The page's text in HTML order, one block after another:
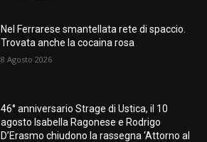
Nel Ferrarese smantellata rete di spaccio.
Trovata anche la cocaina rosa
8 Agosto 2026
46° anniversario Strage di Ustica, il 10
agosto Isabella Ragonese e Rodrigo
D’Erasmo chiudono la rassegna ‘Attorno al